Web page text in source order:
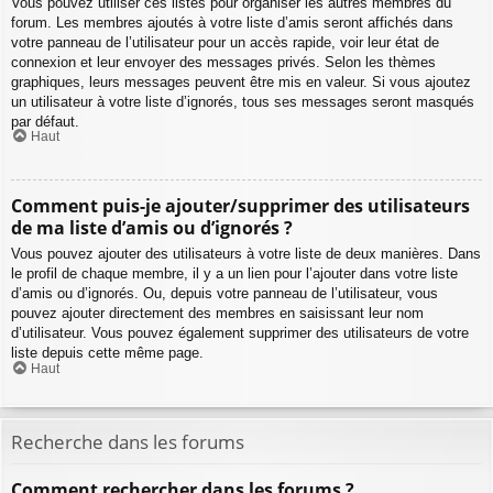
forum. Les membres ajoutés à votre liste d’amis seront affichés dans
votre panneau de l’utilisateur pour un accès rapide, voir leur état de
connexion et leur envoyer des messages privés. Selon les thèmes
graphiques, leurs messages peuvent être mis en valeur. Si vous ajoutez
un utilisateur à votre liste d’ignorés, tous ses messages seront masqués
par défaut.
Haut
Comment puis-je ajouter/supprimer des utilisateurs
de ma liste d’amis ou d’ignorés ?
Vous pouvez ajouter des utilisateurs à votre liste de deux manières. Dans
le profil de chaque membre, il y a un lien pour l’ajouter dans votre liste
d’amis ou d’ignorés. Ou, depuis votre panneau de l’utilisateur, vous
pouvez ajouter directement des membres en saisissant leur nom
d’utilisateur. Vous pouvez également supprimer des utilisateurs de votre
liste depuis cette même page.
Haut
Recherche dans les forums